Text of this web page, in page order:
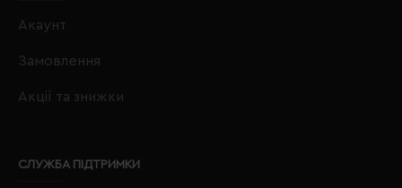
Акаунт
Замовлення
Акції та знижки
СЛУЖБА ПІДТРИМКИ